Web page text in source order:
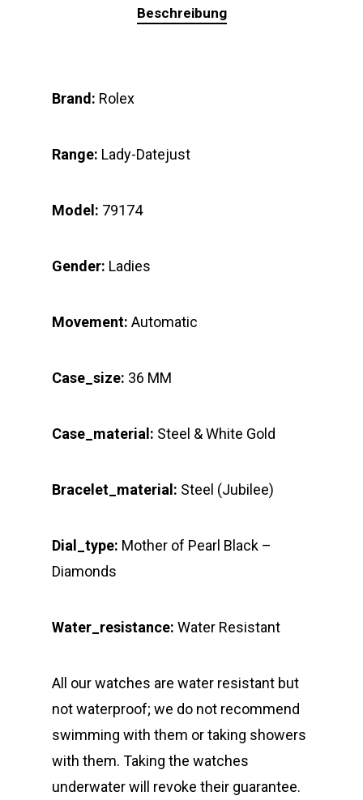
Beschreibung
Brand: Rolex
Range: Lady-Datejust
Model: 79174
Gender: Ladies
Movement: Automatic
Case_size: 36 MM
Case_material: Steel & White Gold
Bracelet_material: Steel (Jubilee)
Dial_type: Mother of Pearl Black –
Diamonds
Water_resistance: Water Resistant
All our watches are water resistant but
not waterproof; we do not recommend
swimming with them or taking showers
with them. Taking the watches
underwater will revoke their guarantee.